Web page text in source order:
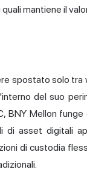
mantiene il
spostato solo tra
del suo
BNY Mellon
asset digitali
di custodia